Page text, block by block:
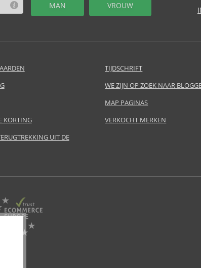
MAN VROUW
KORTING
UIT DE
TIJDSCHRIFT
WE ZIJN OP ZOEK NAAR
MAP PAGINAS
VERKOCHT MERKEN